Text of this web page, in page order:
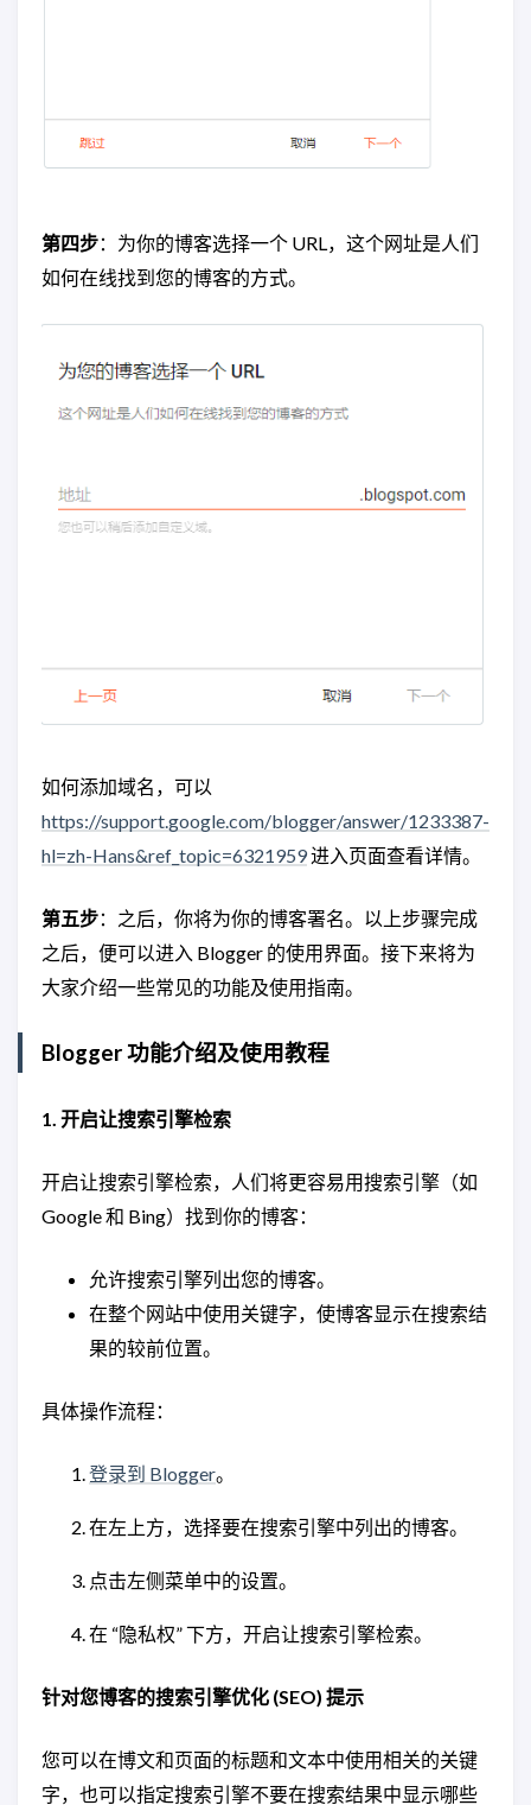
第四步：为你的博客选择一个 URL，这个网址是人们
如何在线找到您的博客的方式。
如何添加域名，可以
https://support.google.com/blogger/answer/1233387-
hl=zh-Hans&ref_topic=6321959进入页面查看详情。
第五步：之后，你将为你的博客署名。以上步骤完成
之后，便可以进入 Blogger 的使用界面。接下来将为
大家介绍一些常见的功能及使用指南。
Blogger 功能介绍及使用教程
1. 开启让搜索引擎检索
开启让搜索引擎检索，人们将更容易用搜索引擎（如
Google 和 Bing）找到你的博客：
允许搜索引擎列出您的博客。
在整个网站中使用关键字，使博客显示在搜索结
果的较前位置。
具体操作流程：
登录到 Blogger。
在左上方，选择要在搜索引擎中列出的博客。
点击左侧菜单中的设置。
在 “隐私权” 下方，开启让搜索引擎检索。
针对您博客的搜索引擎优化 (SEO) 提示
您可以在博文和页面的标题和文本中使用相关的关键
字，也可以指定搜索引擎不要在搜索结果中显示哪些